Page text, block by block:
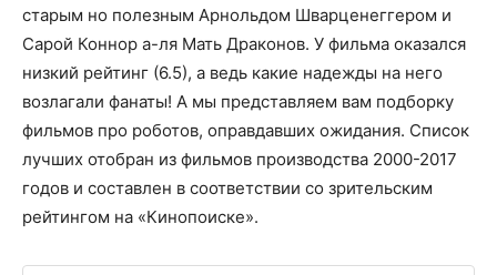
старым но полезным Арнольдом Шварценеггером и
Сарой Коннор а-ля Мать Драконов. У фильма оказался
низкий рейтинг (6.5), а ведь какие надежды на него
возлагали фанаты! А мы представляем вам подборку
фильмов про роботов, оправдавших ожидания. Список
лучших отобран из фильмов производства 2000-2017
годов и составлен в соответствии со зрительским
рейтингом на «Кинопоиске».